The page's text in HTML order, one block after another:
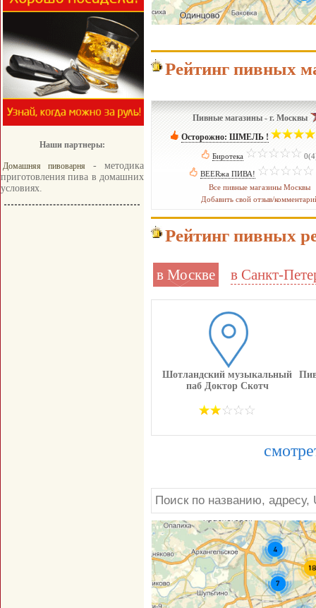
Наши партнеры:
Домашняя пивоварня
- методика
приготовления пива в домашних
условиях.
Рейтинг пивных
Пивные магазины - г. Москвы
Осторожно: ШМЕЛЬ !
Биротека
BEERжа ПИВА!
Все пивные магазины Москвы
Добавить свой отзыв/
Рейтинг пивных
в Москве в Санкт-
Шотландский музыкальный
паб Доктор Скотч